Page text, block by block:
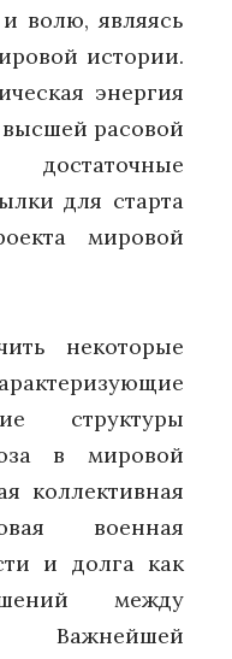
волю, являясь
истории.
энергия
высшей расовой
для старта
мировой
некоторые
структуры
в мировой
коллективная
военная
и долга как
между